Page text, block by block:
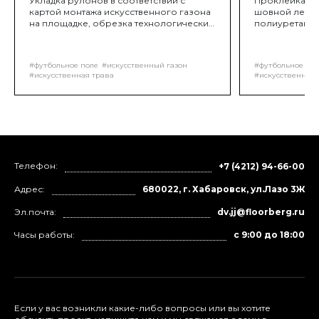
картой монтажа искусственного газона
на площадке, обрезка технологических
#футбольное поле #искусственный газон
#искусственная трава
шовной
клеевым
#футбольное
#искусственная
Телефон: +7 (4212) 94-66-00
Адрес: 680022, г. Хабаровск, ул.Лазо 3Ж
Эл.почта: dv.jj@floorberg.ru
Часы работы: с 9:00 до 18:00
Если у вас возникли какие-либо вопросы или вы хотите